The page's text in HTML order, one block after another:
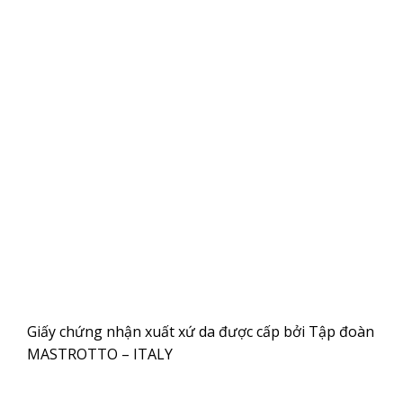
Giấy chứng nhận xuất xứ da được cấp bởi Tập đoàn
MASTROTTO – ITALY